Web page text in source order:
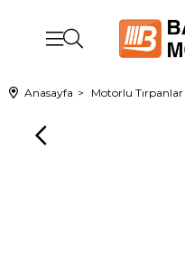
Anasayfa Motorlu Tırpanlar